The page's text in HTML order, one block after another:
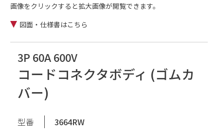
画像をクリックすると拡大画像が閲覧できます。
図面・仕様書はこちら
3P 60A 600V
コードコネクタボディ (ゴムカ
バー)
型番
3664RW